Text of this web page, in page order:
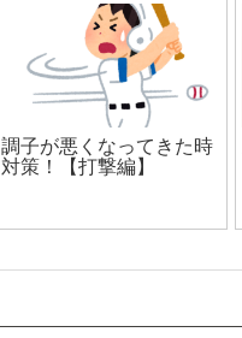
調子が悪くなってきた時
対策！【打撃編】